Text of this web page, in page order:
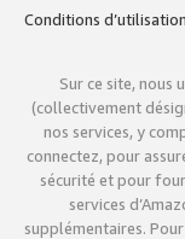
Conditions d’utilisation
Sur ce site, nous
(collectivement
nos services, y
connectez, pour
sécurité et pour
services
supplémentaires.